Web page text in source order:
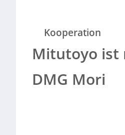
Kooperation
Mitutoyo ist
DMG Mori